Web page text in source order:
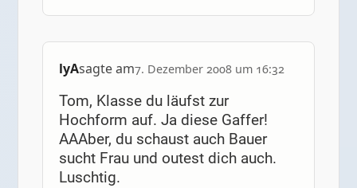
lyAsagte am7. Dezember 2008 um 16:32
Tom, Klasse du läufst zur
Hochform auf. Ja diese Gaffer!
AAAber, du schaust auch Bauer
sucht Frau und outest dich auch.
Luschtig.